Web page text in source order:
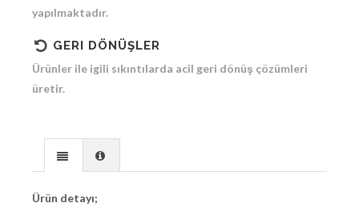
yapılmaktadır.
GERI DÖNÜŞLER
Ürünler ile igili sıkıntılarda acil geri dönüş çözümleri
üretir.
Ürün detayı;